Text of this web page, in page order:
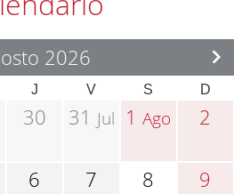
2026
J V S D
30 31 Jul 1Ago 2
6 7 8 9